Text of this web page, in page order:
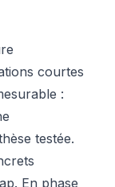
courtes
:
testée.
En phase